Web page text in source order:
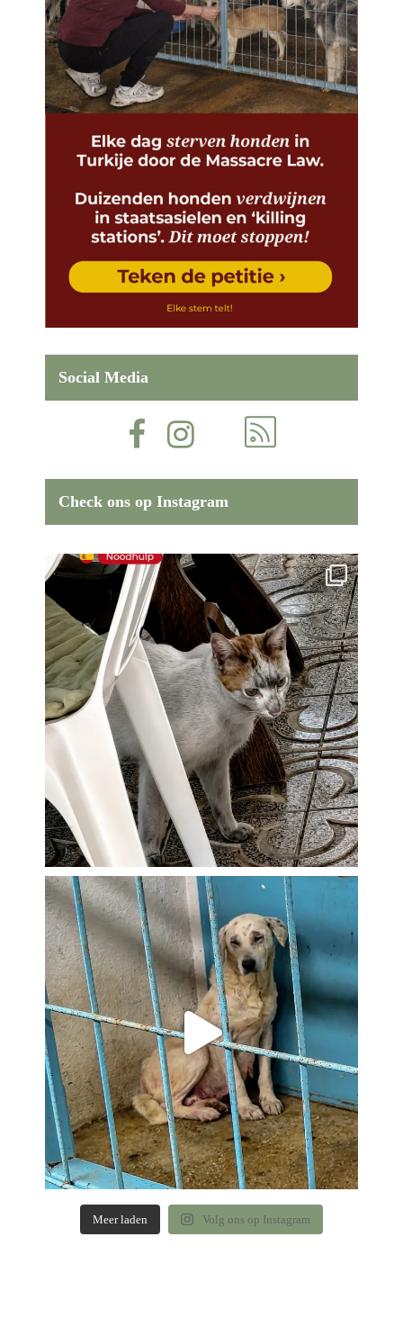
Social Media
Check ons op Instagram
Meer laden Volg ons op Instagram